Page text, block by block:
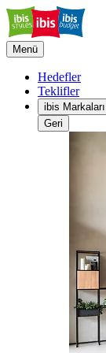
Menü
Hedefler
Teklifler
ibis Markaları
Geri